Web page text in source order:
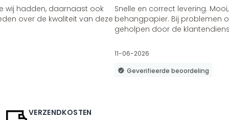
wij hadden, daarnaast ook
over de kwaliteit van deze
Snelle en correct levering.
behangpapier. Bij problemen
geholpen door de
11-06-2026
Geverifieerde beoordeling
VERZENDKOSTEN